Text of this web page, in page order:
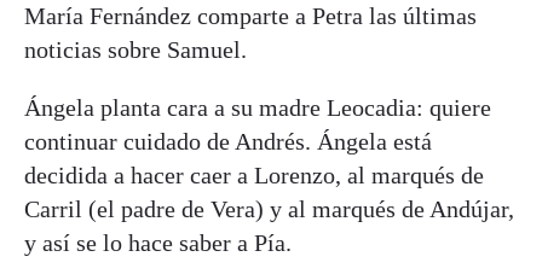
María Fernández comparte a Petra las últimas
noticias sobre Samuel.
Ángela planta cara a su madre Leocadia: quiere
continuar cuidado de Andrés. Ángela está
decidida a hacer caer a Lorenzo, al marqués de
Carril (el padre de Vera) y al marqués de Andújar,
y así se lo hace saber a Pía.